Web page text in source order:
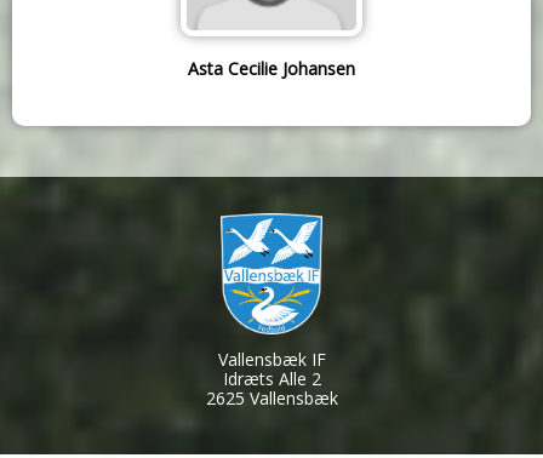
Asta Cecilie Johansen
Vallensbæk IF
Idræts Alle 2
2625 Vallensbæk